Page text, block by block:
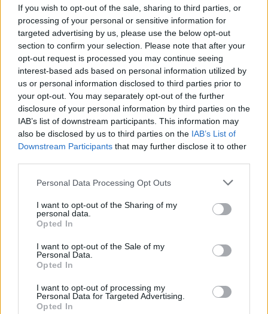
If you wish to opt-out of the sale, sharing to third parties, or
processing of your personal or sensitive information for
targeted advertising by us, please use the below opt-out
section to confirm your selection. Please note that after your
opt-out request is processed you may continue seeing
interest-based ads based on personal information utilized by
us or personal information disclosed to third parties prior to
your opt-out. You may separately opt-out of the further
disclosure of your personal information by third parties on the
IAB’s list of downstream participants. This information may
also be disclosed by us to third parties on the IAB’s List of
Downstream Participants that may further disclose it to other
Personal Data Processing Opt Outs
I want to opt-out of the Sharing of my
personal data.
Opted In
I want to opt-out of the Sale of my
Personal Data.
Opted In
I want to opt-out of processing my
Personal Data for Targeted Advertising.
Opted In
Χρηματιστήριο Αθηνών: Εβδομαδιαία άνοδος
1,76%, κέρδη 23,31% από τις αρχές του έτους
08/08/2026 - 12:36 ΟΙΚΟΝΟΜΙΑ
Ελληνική Αναπτυξιακή Τράπεζα: Με «προίκα» 2
δισ. ευρώ ανοίγει δρόμο για δάνεια έως 5 δισ. σε
μικρομεσαίες
08/08/2026 - 11:22 ΤΡΑΠΕΖΕΣ
Health Monitoring: Η εθνική υποδομή για την
αξιοποίηση των δεδομένων υγείας προς όφελος
των πολιτών
5G παντού, 6G στον ορίζοντα: Πού βρίσκεται η
Ελλάδα στη μεγάλη τεχνολογική μετάβαση
08/08/2026 - 10:54